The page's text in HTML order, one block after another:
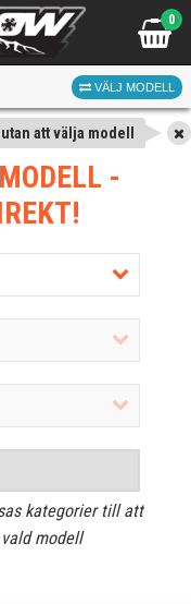
0
VÄLJ MODELL
att välja modell
-
kategorier till att
modell